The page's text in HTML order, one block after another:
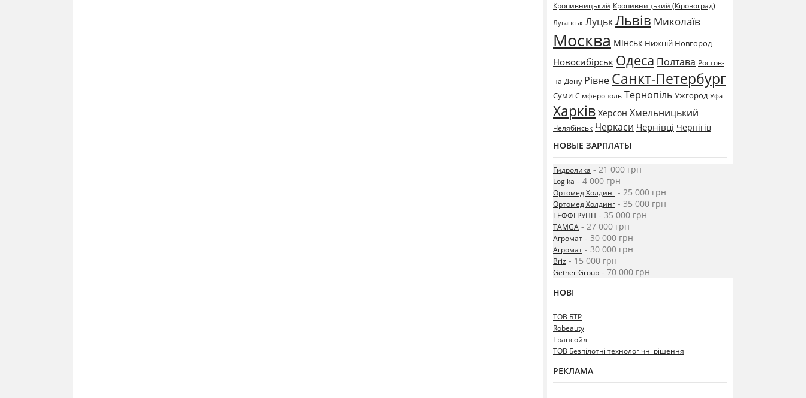
Кропивницький Кропивницький (Кіровоград)
Луганськ ЛуцькЛьвів Миколаїв
Москва Мінськ Нижній Новгород
Новосибірськ Одеса Полтава Ростов-
на-Дону Рівне Санкт-Петербург
Суми Сімферополь Тернопіль Ужгород Уфа
Харків Херсон Хмельницький
Челябінськ Черкаси Чернівці Чернігів
НОВЫЕ ЗАРПЛАТЫ
Гидролика - 21 000 грн
Logika - 4 000 грн
Ортомед Холдинг - 25 000 грн
Ортомед Холдинг - 35 000 грн
ТЕФФГРУПП - 35 000 грн
TAMGA - 27 000 грн
Агромат - 30 000 грн
Агромат - 30 000 грн
Briz - 15 000 грн
Gether Group - 70 000 грн
НОВІ
ТОВ БТР
Robeauty
Трансойл
ТОВ Безпілотні технологічні рішення
РЕКЛАМА